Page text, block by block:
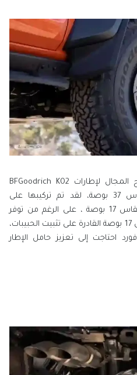
يلزم زيادة حركة العجلات لإفساح المجال لإطارات BFGoodrich K02
القياسية لجميع التضاريس مقاس 37 بوصة، لقد تم تركيبها على
مجموعة من الجنوط القياسية مقاس 17 بوصة ، على الرغم من توفر
نوعين مختلفين من الجنوط مقاس 17 بوصة القادرة على تثبيت الحبيبات،
احتاجت إلى تعزيز حامل الإطار